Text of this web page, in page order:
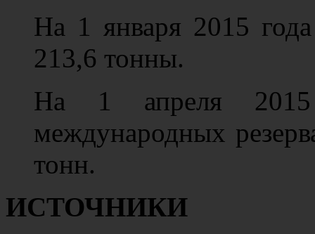
На 1 января 2015 года
213,6 тонны.
На 1 апреля
международных
тонн.
ИСТОЧНИКИ